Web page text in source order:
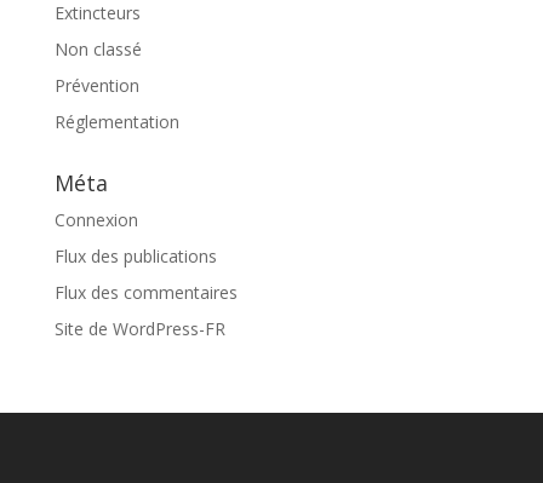
Extincteurs
Non classé
Prévention
Réglementation
Méta
Connexion
Flux des publications
Flux des commentaires
Site de WordPress-FR